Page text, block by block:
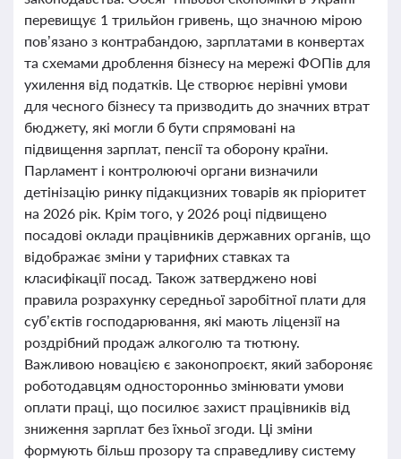
перевищує 1 трильйон гривень, що значною мірою
пов’язано з контрабандою, зарплатами в конвертах
та схемами дроблення бізнесу на мережі ФОПів для
ухилення від податків. Це створює нерівні умови
для чесного бізнесу та призводить до значних втрат
бюджету, які могли б бути спрямовані на
підвищення зарплат, пенсії та оборону країни.
Парламент і контролюючі органи визначили
детінізацію ринку підакцизних товарів як пріоритет
на 2026 рік. Крім того, у 2026 році підвищено
посадові оклади працівників державних органів, що
відображає зміни у тарифних ставках та
класифікації посад. Також затверджено нові
правила розрахунку середньої заробітної плати для
суб’єктів господарювання, які мають ліцензії на
роздрібний продаж алкоголю та тютюну.
Важливою новацією є законопроєкт, який забороняє
роботодавцям односторонньо змінювати умови
оплати праці, що посилює захист працівників від
зниження зарплат без їхньої згоди. Ці зміни
формують більш прозору та справедливу систему